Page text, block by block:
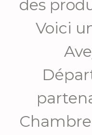
des
Voici